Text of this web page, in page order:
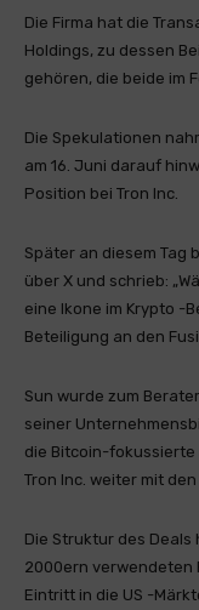
Die Firma hat die
Holdings, zu dessen
gehören, die beide im
Die Spekulationen
am 16. Juni darauf
Position bei Tron Inc.
Später an diesem Tag
über X und schrieb:
eine Ikone im Krypto -
Beteiligung an den
Sun wurde zum
seiner
die Bitcoin-
Tron Inc. weiter mit
Die Struktur des
2000ern verwendeten
Eintritt in die US -